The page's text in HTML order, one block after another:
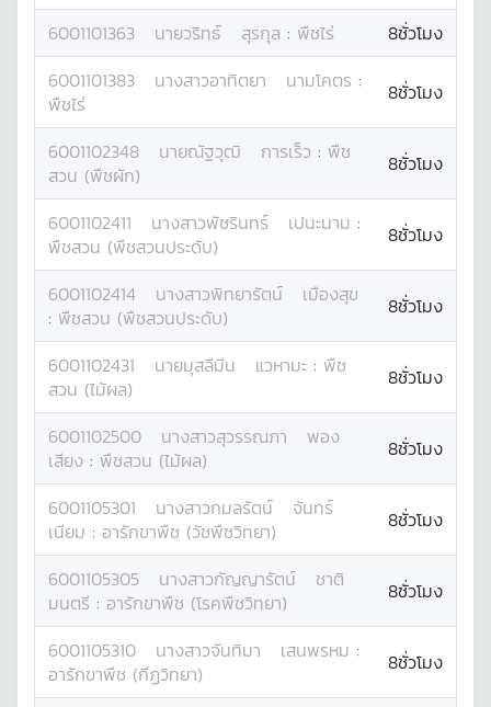
6001101363 นายวริทธ์ สุรกุล : พืชไร่
8ชั่วโมง
6001101383
นางสาวอาทิตยา นามโคตร :
พืชไร่
8ชั่วโมง
6001102348 นายณัฐวุฒิ การเร็ว : พืช
สวน (พืชผัก)
8ชั่วโมง
6001102411 นางสาวพัชรินทร์ เปนะนาม :
พืชสวน (พืชสวนประดับ)
8ชั่วโมง
6001102414 นางสาวพิทยารัตน์
เมืองสุข
: พืชสวน (พืชสวนประดับ) 8ชั่วโมง
6001102431 นายมุสลีมีน แวหามะ : พืช
สวน (ไม้ผล)
8ชั่วโมง
6001102500 นางสาวสุวรรณภา
พอง
เสียง : พืชสวน (ไม้ผล) 8ชั่วโมง
6001105301 นางสาวกมลรัตน์
จันทร์
เนียม : อารักขาพืช (วัชพืชวิทยา) 8ชั่วโมง
6001105305 นางสาวกัญญารัตน์
ชาติ
มนตรี : อารักขาพืช (โรคพืชวิทยา) 8ชั่วโมง
6001105310 นางสาวจันทิมา เสนพรหม :
อารักขาพืช (กีฏวิทยา)
8ชั่วโมง